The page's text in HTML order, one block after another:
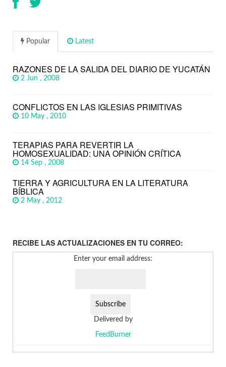
Popular Latest
RAZONES DE LA SALIDA DEL DIARIO DE YUCATÁN
2 Jun , 2008
CONFLICTOS EN LAS IGLESIAS PRIMITIVAS
10 May , 2010
TERAPIAS PARA REVERTIR LA
HOMOSEXUALIDAD: UNA OPINIÓN CRÍTICA
14 Sep , 2008
TIERRA Y AGRICULTURA EN LA LITERATURA
BÍBLICA
2 May , 2012
RECIBE LAS ACTUALIZACIONES EN TU CORREO:
Enter your email address:
Delivered by
FeedBurner